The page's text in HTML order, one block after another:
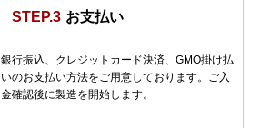
STEP.3 お支払い
銀行振込、クレジットカード決済、GMO掛け払
いのお支払い方法をご用意しております。ご入
金確認後に製造を開始します。